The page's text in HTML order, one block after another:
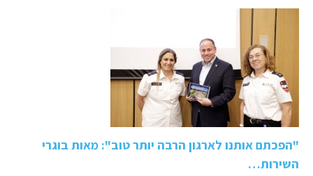
"הפכתם אותנו לארגון הרבה יותר טוב": מאות בוגרי
השירות…